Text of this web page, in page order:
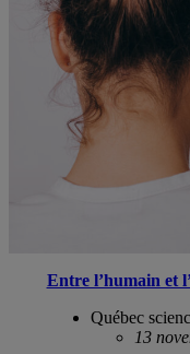
Entre l’humain et
Québec
13